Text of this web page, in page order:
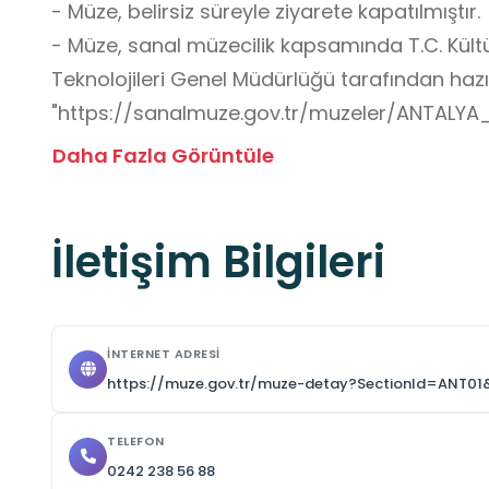
- Müze, belirsiz süreyle ziyarete kapatılmıştır.
- Müze, sanal müzecilik kapsamında T.C.
Teknolojileri Genel Müdürlüğü tarafından
"https://sanalmuze.gov.tr/muzeler/
edilebilmektedir.
- Tarihsel ve Kültürel Bilinç Edinme
Likya, Pamfilya ve Pisidya gibi antik
fırsatı bulurlar. Antik çağlardan Osmanlı
öğrencilerin tarihî süreçleri somut örneklerle
- Sanat ve Arkeolojiye İlgi Duyma
Daha Fazla Görüntüle
İletişim Bilgileri
İNTERNET ADRESI
https://muze.gov.tr/muze-
TELEFON
0242 238 56 88